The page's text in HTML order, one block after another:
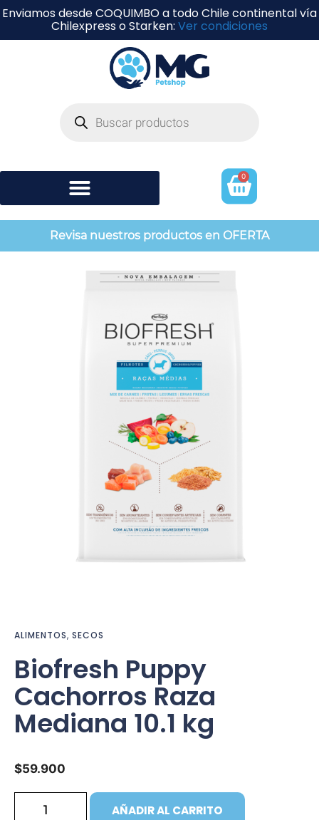
Enviamos desde COQUIMBO a todo Chile continental vía
Chilexpress o Starken: Ver condiciones
0
Revisa nuestros productos en OFERTA
ALIMENTOS, SECOS
Biofresh Puppy
Cachorros Raza
Mediana 10.1 kg
$59.900
AÑADIR AL CARRITO